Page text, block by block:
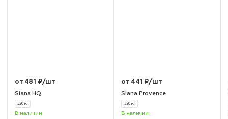
от 481 ₽/шт
Siana HQ
520 мл
В наличии
от 441 ₽/шт
Siana Provence
520 мл
В наличии